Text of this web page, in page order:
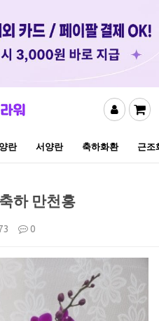
란 서양란 축하화환 근조
하 만천홍
0